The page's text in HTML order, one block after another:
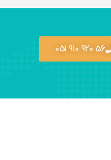
56 920 910 051